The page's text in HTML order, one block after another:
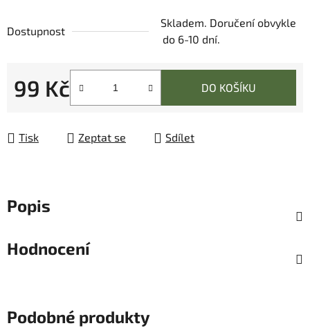
Dostupnost
Skladem. Doručení obvykle
do 6-10 dní.
99 Kč
Měrná cena:
DO KOŠÍKU
Tisk Zeptat se Sdílet
Popis
Hodnocení
Podobné produkty